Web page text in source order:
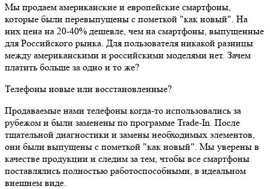
Мы продаем американские и европейские смартфоны,
которые были перевыпущены с пометкой "как новый". На
них цена на 20-40% дешевле, чем на смартфоны, выпущенные
для Российского рынка. Для пользователя никакой разницы
между американскими и российскими моделями нет. Зачем
платить больше за одно и то же?
Телефоны новые или восстановленные?
Продаваемые нами телефоны когда-то использовались за
рубежом и были заменены по программе Trade-In. После
тщательной диагностики и замены необходимых элементов,
они были выпущены с пометкой "как новый". Мы уверены в
качестве продукции и следим за тем, чтобы все смартфоны
поставлялись полностью работоспособными, в идеальном
внешнем виде.